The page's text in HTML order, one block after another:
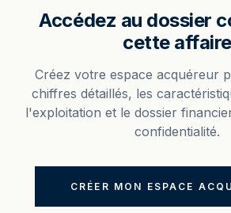
Accédez au dossier
cette affaire
Créez votre espace acquéreur
chiffres détaillés, les
l'exploitation et le dossier
confidentialité.
CRÉER MON ESPACE